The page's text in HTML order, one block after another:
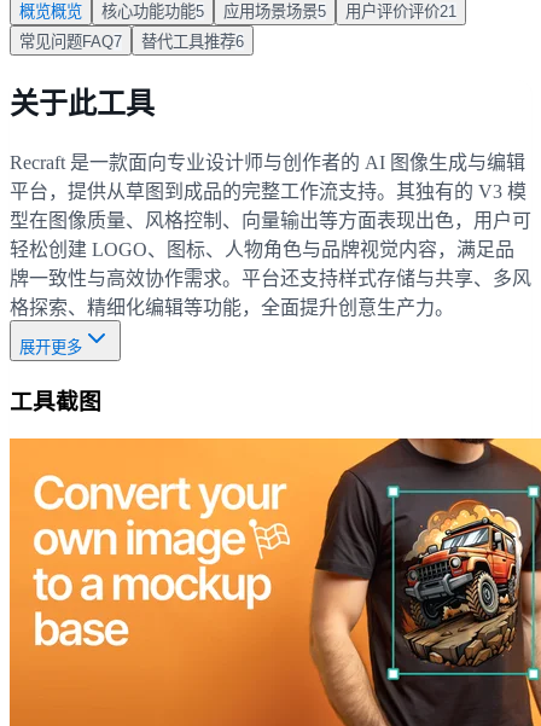
概览概览 核心功能功能5 应用场景场景5 用户评价评价21
常见问题 FAQ7 替代工具推荐6
关于此工具
Recraft 是一款面向专业设计师与创作者的 AI 图像生成与编辑
平台，提供从草图到成品的完整工作流支持。其独有的 V3 模
型在图像质量、风格控制、向量输出等方面表现出色，用户可
轻松创建 LOGO、图标、人物角色与品牌视觉内容，满足品
牌一致性与高效协作需求。平台还支持样式存储与共享、多风
格探索、精细化编辑等功能，全面提升创意生产力。
展开更多
工具截图